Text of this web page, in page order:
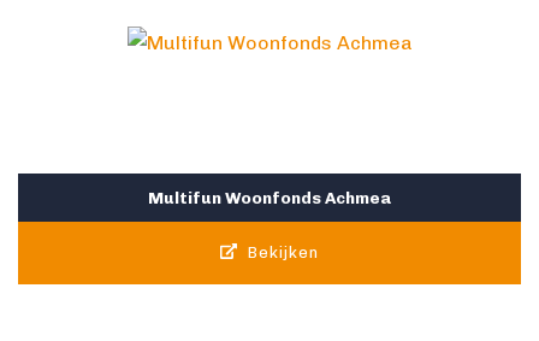
Multifun Woonfonds Achmea
Bekijken